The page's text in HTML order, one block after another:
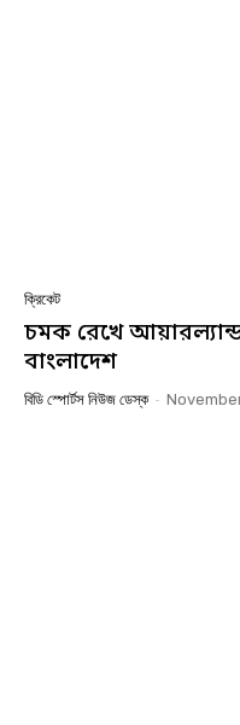
ক্রিকেট
চমক রেখে
বাংলাদেশ
বিডি স্পোর্টস নিউজ ডেস্ক -